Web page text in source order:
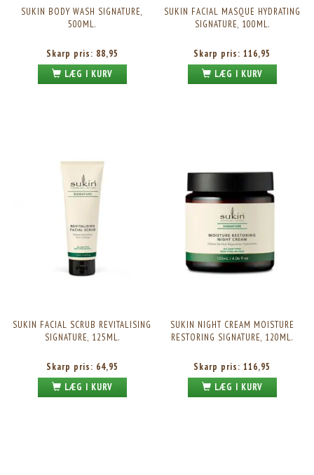
SUKIN BODY WASH SIGNATURE,
500ML.
Skarp pris: 88,95
LÆG I KURV
SUKIN FACIAL MASQUE HYDRATING
SIGNATURE, 100ML.
Skarp pris: 116,95
LÆG I KURV
SUKIN FACIAL SCRUB REVITALISING
SIGNATURE, 125ML.
Skarp pris: 64,95
LÆG I KURV
SUKIN NIGHT CREAM MOISTURE
RESTORING SIGNATURE, 120ML.
Skarp pris: 116,95
LÆG I KURV